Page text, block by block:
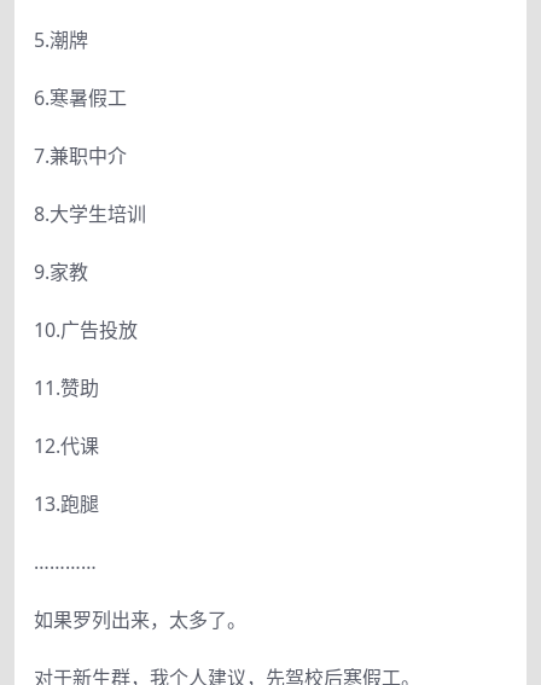
5.潮牌
6.寒暑假工
7.兼职中介
8.大学生培训
9.家教
10.广告投放
11.赞助
12.代课
13.跑腿
…………
如果罗列出来，太多了。
对于新生群，我个人建议，先驾校后寒假工。